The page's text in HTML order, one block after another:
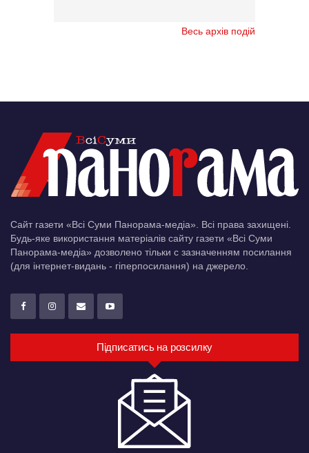
Весь архів подій
Сайт газети «Всі Суми Панорама-медіа». Всі права захищені.
Будь-яке використання матеріалів сайту газети «Всі Суми
Панорама-медіа» дозволено тільки c зазначенням посилання
(для інтернет-видань - гіперпосилання) на джерело.
Підписатись на розсилку